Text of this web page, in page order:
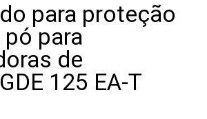
para proteção
para
de
125 EA-T